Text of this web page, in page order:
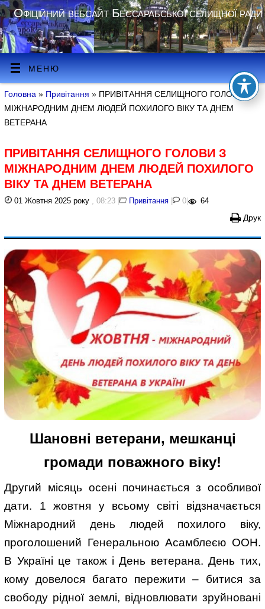
Офіційний вебсайт Бессарабської селищної ради
МЕНЮ
Головна » Привітання » ПРИВІТАННЯ СЕЛИЩНОГО ГОЛОВИ З
МІЖНАРОДНИМ ДНЕМ ЛЮДЕЙ ПОХИЛОГО ВІКУ ТА ДНЕМ
ВЕТЕРАНА
ПРИВІТАННЯ СЕЛИЩНОГО ГОЛОВИ З
МІЖНАРОДНИМ ДНЕМ ЛЮДЕЙ ПОХИЛОГО
ВІКУ ТА ДНЕМ ВЕТЕРАНА
01 Жовтня 2025 року , 08:23 | Привітання | 0 | 64
Друк
Шановні ветерани, мешканці
громади поважного віку!
Другий місяць осені починається з особливої
дати. 1 жовтня у всьому світі відзначається
Міжнародний день людей похилого віку,
проголошений Генеральною Асамблеєю ООН.
В Україні це також і День ветерана. День тих,
кому довелося багато пережити – битися за
свободу рідної землі, відновлювати зруйновані